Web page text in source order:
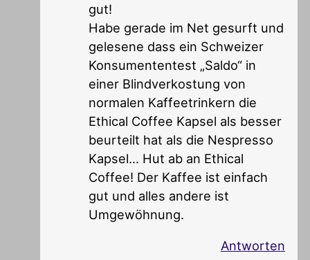
gut!
Habe gerade im Net gesurft und
gelesene dass ein Schweizer
Konsumententest „Saldo“ in
einer Blindverkostung von
normalen Kaffeetrinkern die
Ethical Coffee Kapsel als besser
beurteilt hat als die Nespresso
Kapsel… Hut ab an Ethical
Coffee! Der Kaffee ist einfach
gut und alles andere ist
Umgewöhnung.
Antworten